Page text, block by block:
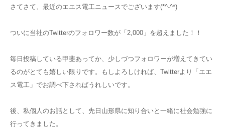
さてさて、最近のエエス電工ニュースでございます(*^-^*)
ついに当社のTwitterのフォロワー数が「2,000」を超えました！！
毎日投稿している甲斐あってか、少しづつフォロワーが増えてきてい
るのがとても嬉しい限りです。もしよろしければ、Twitterより「エエ
ス電工」でお調べ下さればうれしいです。
後、私個人のお話として、先日山形県に知り合いと一緒に社会勉強に
行ってきました。